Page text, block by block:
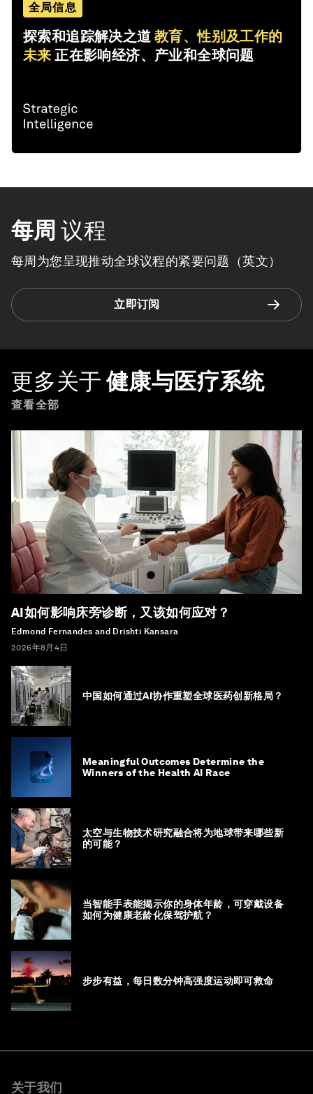
全局信息
探索和追踪解决之道教育、性别及工作的
未来 正在影响经济、产业和全球问题
每周 议程
每周为您呈现推动全球议程的紧要问题（英文）
立即订阅
更多关于 健康与医疗系统
查看全部
AI如何影响床旁诊断，又该如何应对？
Edmond Fernandes and Drishti Kansara
2026年8月4日
中国如何通过AI协作重塑全球医药创新格局？
Meaningful Outcomes Determine the
Winners of the Health AI Race
太空与生物技术研究融合将为地球带来哪些新
的可能？
当智能手表能揭示你的身体年龄，可穿戴设备
如何为健康老龄化保驾护航？
步步有益，每日数分钟高强度运动即可救命
关于我们